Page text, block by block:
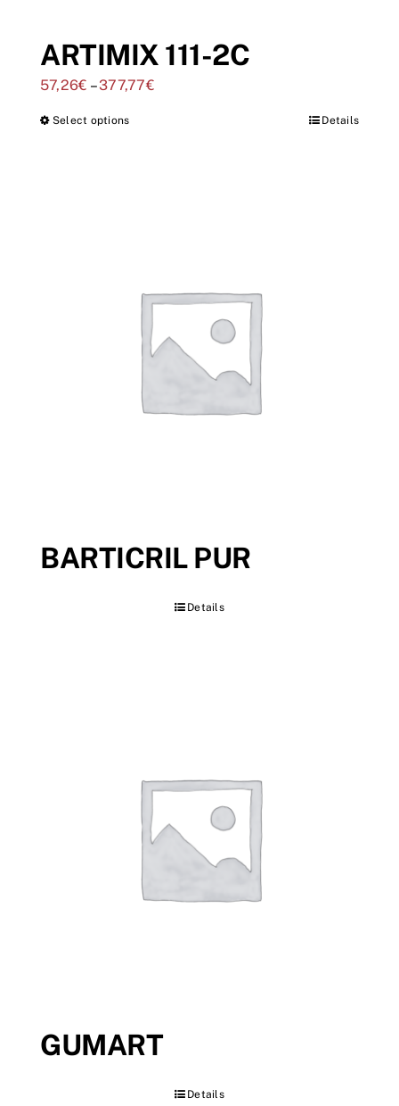
ARTIMIX 111-2C
57,26€ –377,77€
Select options Details
BARTICRIL PUR
Details
GUMART
Details